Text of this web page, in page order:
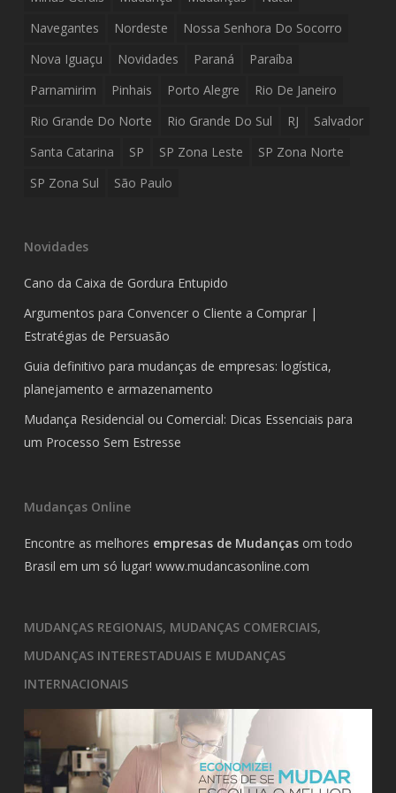
Navegantes
Nordeste
Nossa Senhora Do Socorro
Nova Iguaçu
Novidades Paraná
Paraíba
Parnamirim
Pinhais Porto Alegre
Rio De Janeiro
Rio Grande Do Norte
Rio Grande Do Sul RJ
Salvador
Santa Catarina
SP SP Zona Leste
SP Zona Norte
SP Zona Sul
São Paulo
Novidades
Cano da Caixa de Gordura Entupido
Argumentos para Convencer o Cliente a Comprar |
Estratégias de Persuasão
Guia definitivo para mudanças de empresas: logística,
planejamento e armazenamento
Mudança Residencial ou Comercial: Dicas Essenciais para
um Processo Sem Estresse
Mudanças Online
Encontre as melhores empresas de Mudançasom todo
Brasil em um só lugar! www.mudancasonline.com
MUDANÇAS REGIONAIS, MUDANÇAS COMERCIAIS,
MUDANÇAS INTERESTADUAIS E MUDANÇAS
INTERNACIONAIS